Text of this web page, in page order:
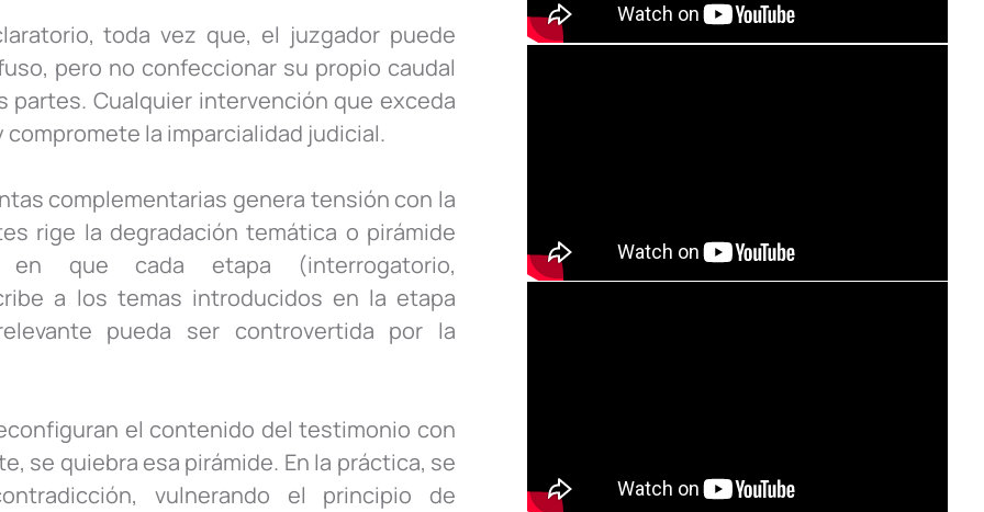
toda vez que, el juzgador puede
pero no confeccionar su propio caudal
Cualquier intervención que exceda
la imparcialidad judicial.
complementarias genera tensión con la
rige la degradación temática o pirámide
que cada etapa (interrogatorio,
a los temas introducidos en la etapa
pueda ser controvertida por la
el contenido del testimonio con
se quiebra esa pirámide. En la práctica, se
vulnerando el principio de